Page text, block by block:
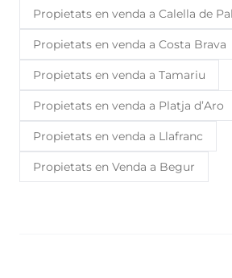
Propietats en venda a Calella de
Propietats en venda a Costa Brava
Propietats en venda a Tamariu
Propietats en venda a Platja d’Aro
Propietats en venda a Llafranc
Propietats en Venda a Begur